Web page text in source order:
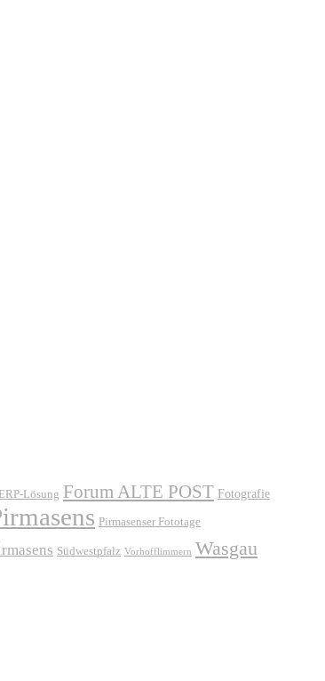
ERP-Lösung Forum ALTE POST Fotografie
Pirmasenser Fototage
Südwestpfalz Vorhofflimmern Wasgau